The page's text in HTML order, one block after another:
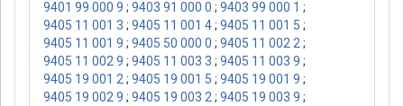
9401 99 000 9 ; 9403 91 000 0 ; 9403 99 000 1 ;
9405 11 001 3 ; 9405 11 001 4; 9405 11 001 5 ;
9405 11 001 9 ; 9405 50 000 0 ; 9405 11 002 2 ;
9405 11 002 9 ; 9405 11 003 3 ; 9405 11 003 9 ;
9405 19 001 2 ; 9405 19 001 5 ; 9405 19 001 9 ;
9405 19 002 9 ; 9405 19 003 2 ; 9405 19 003 9 ;